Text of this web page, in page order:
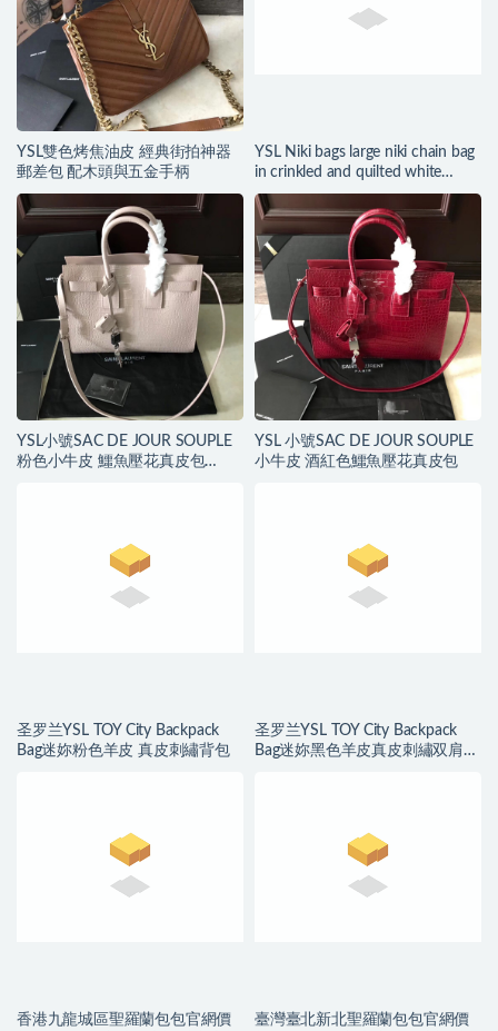
YSL雙色烤焦油皮 經典街拍神器
郵差包 配木頭與五金手柄
YSL Niki bags large niki chain bag
in crinkled and quilted white
leather
YSL小號SAC DE JOUR SOUPLE
粉色小牛皮 鱷魚壓花真皮包
YSL 小號SAC DE JOUR SOUPLE
小牛皮 酒紅色鱷魚壓花真皮包
圣罗兰YSL TOY City Backpack
Bag迷妳粉色羊皮 真皮刺繡背包
圣罗兰YSL TOY City Backpack
Bag迷妳黑色羊皮真皮刺繡双肩背
香港九龍城區聖羅蘭包包官網價
臺灣臺北新北聖羅蘭包包官網價